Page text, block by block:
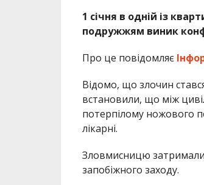
1 січня в одній із
подружжям виник
Про це повідомляє
Відомо, що злочин
встановили, що між
потерпілому ножового
лікарні.
Зловмисницю затримали
запобіжного заходу.